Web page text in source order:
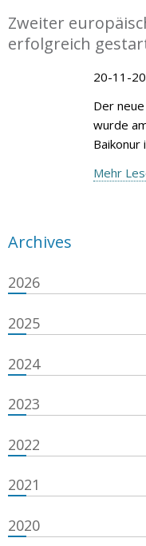
Zweiter
erfolgreich
20-11-
Der
wurde
Mehr
Archives
2026
2025
2024
2023
2022
2021
2020